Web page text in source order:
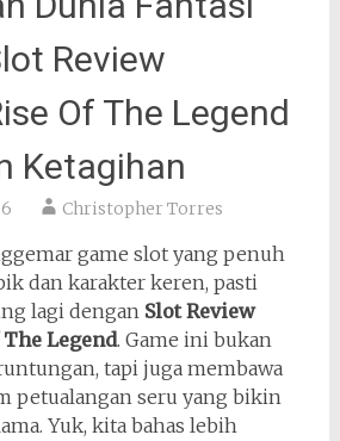
Review
Of The Legend
Ketagihan
Christopher Torres
game slot yang penuh
dan karakter keren, pasti
lagi dengan Slot Review
Legend. Game ini bukan
tapi juga membawa
petualangan seru yang bikin
Yuk, kita bahas lebih